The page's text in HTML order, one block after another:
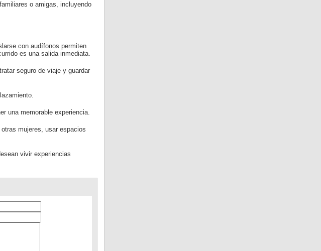
o amigas, incluyendo
con audífonos permiten
es una salida inmediata.
seguro de viaje y guardar
una memorable experiencia.
mujeres, usar espacios
vivir experiencias